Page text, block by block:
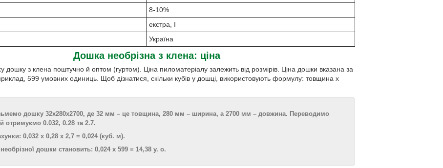
8-10%
екстра, I
Україна
Дошка необрізна з клена: ціна
дошку з клена поштучно й оптом (гуртом). Ціна пиломатеріалу залежить від розмірів. Ціна дошки вказана за
599 умовних одиниць. Щоб дізнатися, скільки кубів у дошці, використовують формулу: товщина х
дошку 32х280х2700, де 32 мм – це товщина, 280 мм – ширина, а 2700 мм – довжина. Переводимо
отримуємо 0.032, 0.28 та 2.7.
0,032 х 0,28 х 2,7 = 0,024 (куб. м).
необрізної дошки становить: 0,024 х 599 = 14,38 у. о.